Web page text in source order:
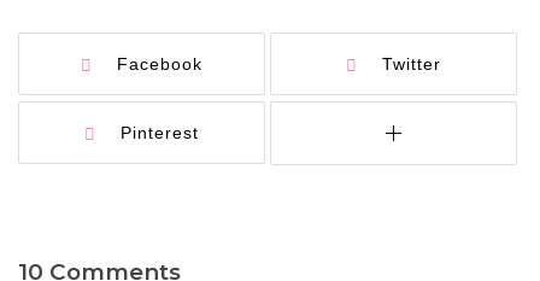
Facebook Twitter
Pinterest
10 Comments